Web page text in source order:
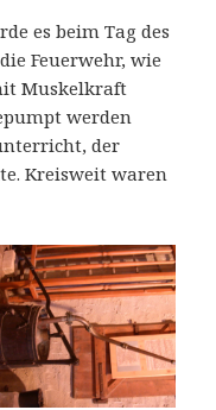
es beim Tag des
Feuerwehr, wie
Muskelkraft
werden
der
Kreisweit waren